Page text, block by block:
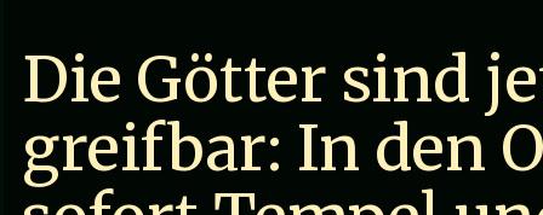
Die Götter sind
greifbar: In den